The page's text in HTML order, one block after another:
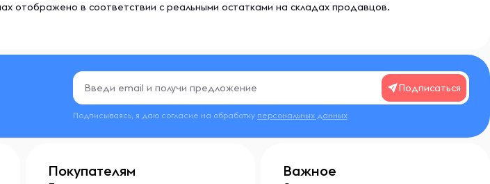
отображено в соответствии с реальными остатками на складах продавцов.
Подписаться
Подписываясь, я даю согласие на обработку персональных данных
Покупателям Важное